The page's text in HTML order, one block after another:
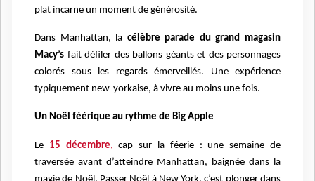
plat incarne un moment de générosité.
Dans Manhattan, la célèbre parade du grand magasin
Macy’s fait défiler des ballons géants et des personnages
colorés sous les regards émerveillés. Une expérience
typiquement new-yorkaise, à vivre au moins une fois.
Un Noël féérique au rythme de Big Apple
Le 15 décembre, cap sur la féerie : une semaine de
traversée avant d’atteindre Manhattan, baignée dans la